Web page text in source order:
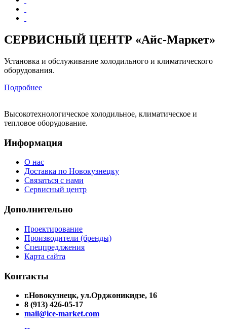
СЕРВИСНЫЙ ЦЕНТР «Айс-Маркет»
Установка и обслуживание холодильного и климатического
оборудования.
Подробнее
Высокотехнологическое холодильное, климатическое и
тепловое оборудование.
Информация
О нас
Доставка по Новокузнецку
Связаться с нами
Сервисный центр
Дополнительно
Проектирование
Производители (бренды)
Спецпредлжения
Карта сайта
Контакты
г.Новокузнецк, ул.Орджоникидзе, 16
8 (913) 426-05-17
mail@ice-market.com